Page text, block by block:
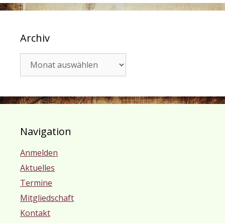
Archiv
Navigation
Anmelden
Aktuelles
Termine
Mitgliedschaft
Kontakt